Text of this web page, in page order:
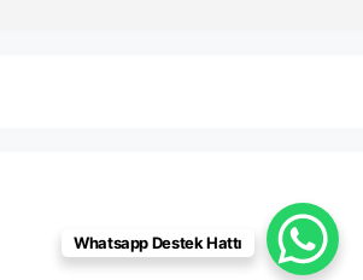
Whatsapp Destek Hattı